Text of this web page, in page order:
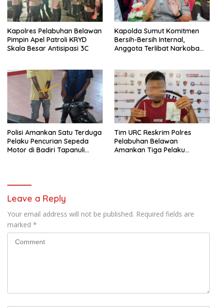
Kapolres Pelabuhan Belawan
Pimpin Apel Patroli KRYD
Skala Besar Antisipasi 3C
Kapolda Sumut Komitmen
Bersih-Bersih Internal,
Anggota Terlibat Narkoba
Polisi Amankan Satu Terduga
Pelaku Pencurian Sepeda
Motor di Badiri Tapanuli
Tim URC Reskrim Polres
Pelabuhan Belawan
Amankan Tiga Pelaku
Leave a Reply
Your email address will not be published. Required fields are
marked *